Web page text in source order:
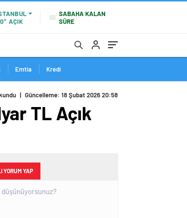
AÇIK
SABAHA KALAN
SÜRE
Emtia Kredi
| Güncelleme: 18 Şubat 2026 20:58
TL Açık
YORUM YAP